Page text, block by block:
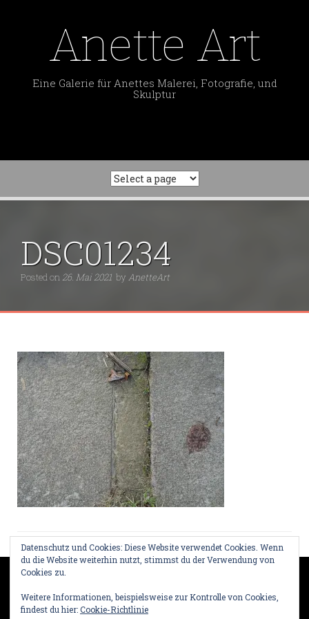
Anette Art
Eine Galerie für Anettes Malerei, Fotografie, und
Skulptur
DSC01234
Posted on 26. Mai 2021 by AnetteArt
Datenschutz und Cookies: Diese Website verwendet Cookies. Wenn
du die Website weiterhin nutzt, stimmst du der Verwendung von
Cookies zu.
Weitere Informationen, beispielsweise zur Kontrolle von Cookies,
findest du hier:Cookie-Richtlinie